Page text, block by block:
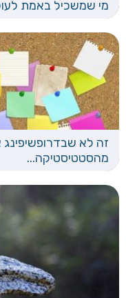
מי שמשכיל באמת
זה לא
מהסטטיסטיקה...